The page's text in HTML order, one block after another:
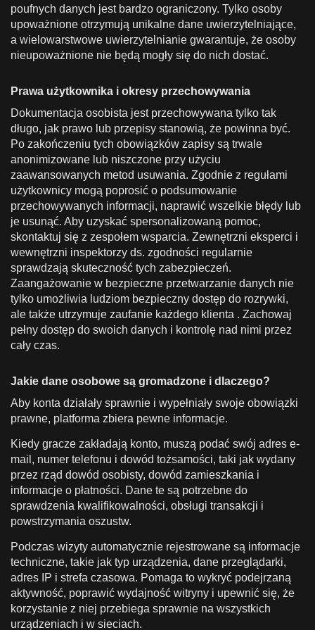
poufnych danych jest bardzo ograniczony. Tylko osoby
upoważnione otrzymują unikalne dane uwierzytelniające,
a wielowarstwowe uwierzytelnianie gwarantuje, że osoby
nieupoważnione nie będą mogły się do nich dostać.
Prawa użytkownika i okresy przechowywania
Dokumentacja osobista jest przechowywana tylko tak
długo, jak prawo lub przepisy stanowią, że powinna być.
Po zakończeniu tych obowiązków zapisy są trwale
anonimizowane lub niszczone przy użyciu
zaawansowanych metod usuwania. Zgodnie z regułami
użytkownicy mogą poprosić o podsumowanie
przechowywanych informacji, naprawić wszelkie błędy lub
je usunąć. Aby uzyskać spersonalizowaną pomoc,
skontaktuj się z zespołem wsparcia. Zewnętrzni eksperci i
wewnętrzni inspektorzy ds. zgodności regularnie
sprawdzają skuteczność tych zabezpieczeń.
Zaangażowanie w bezpieczne przetwarzanie danych nie
tylko umożliwia ludziom bezpieczny dostęp do rozrywki,
ale także utrzymuje zaufanie każdego klienta . Zachowaj
pełny dostęp do swoich danych i kontrolę nad nimi przez
cały czas.
Jakie dane osobowe są gromadzone i dlaczego?
Aby konta działały sprawnie i wypełniały swoje obowiązki
prawne, platforma zbiera pewne informacje.
Kiedy gracze zakładają konto, muszą podać swój adres e-
mail, numer telefonu i dowód tożsamości, taki jak wydany
przez rząd dowód osobisty, dowód zamieszkania i
informacje o płatności. Dane te są potrzebne do
sprawdzenia kwalifikowalności, obsługi transakcji i
powstrzymania oszustw.
Podczas wizyty automatycznie rejestrowane są informacje
techniczne, takie jak typ urządzenia, dane przeglądarki,
adres IP i strefa czasowa. Pomaga to wykryć podejrzaną
aktywność, poprawić wydajność witryny i upewnić się, że
korzystanie z niej przebiega sprawnie na wszystkich
urządzeniach i w sieciach.